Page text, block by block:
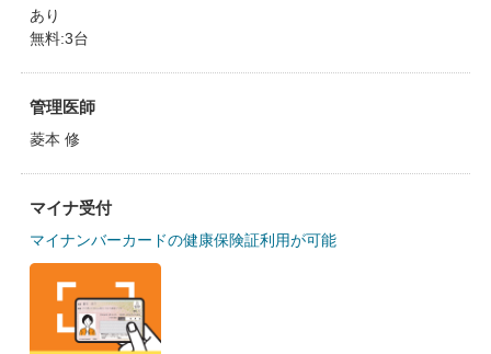
あり
無料:3台
管理医師
菱本 修
マイナ受付
マイナンバーカードの健康保険証利用が可能